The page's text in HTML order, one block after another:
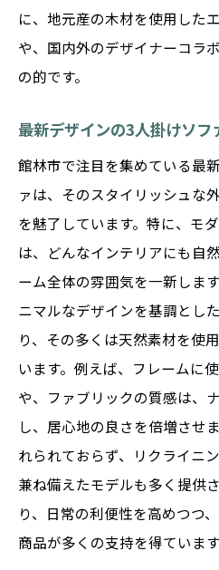
に、地元産の木材を使用した
や、国内外のデザイナーコラ
の的です。
最新デザインの3人掛けソフ
館林市で注目を集めている最
ァは、そのスタイリッシュな
を魅了しています。特に、モ
は、どんなインテリアにも自
ーム全体の雰囲気を一新しま
ニマルなデザインを基調とし
り、その多くは天然素材を使
います。例えば、フレームに
や、ファブリックの質感は、
し、居心地の良さを倍増させ
れられておらず、リクライニ
兼ね備えたモデルも多く提供
り、日常の利便性を高めつつ
商品が多くの支持を得ています